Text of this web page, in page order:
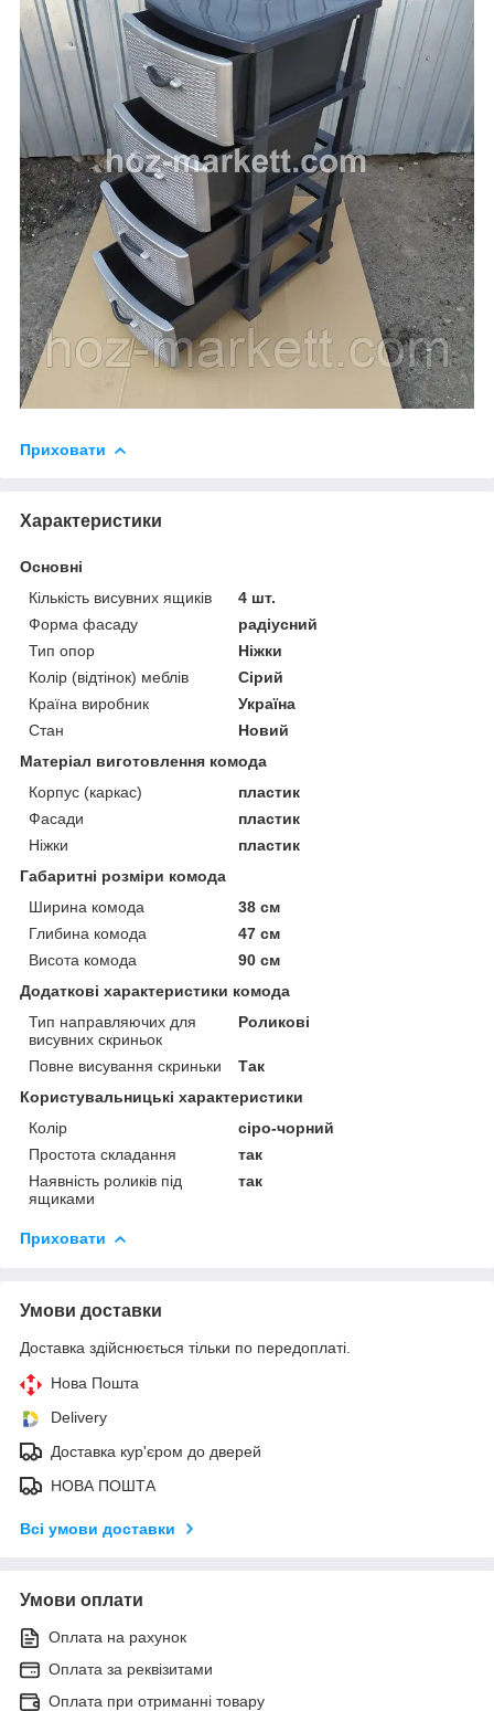
Приховати
Характеристики
Основні
Кількість висувних ящиків
4 шт.
Форма фасаду
радіусний
Тип опор
Ніжки
Колір (відтінок) меблів
Сірий
Країна виробник
Україна
Стан
Новий
Матеріал виготовлення комода
Корпус (каркас)
пластик
Фасади
пластик
Ніжки
пластик
Габаритні розміри комода
Ширина комода
38 см
Глибина комода
47 см
Висота комода
90 см
Додаткові характеристики комода
Тип направляючих для
висувних скриньок
Роликові
Повне висування скриньки
Так
Користувальницькі характеристики
Колір
сіро-чорний
Простота складання
так
Наявність роликів під
ящиками
так
Приховати
Умови доставки
Доставка здійснюється тільки по передоплаті.
Нова Пошта
Delivery
Доставка кур'єром до дверей
НОВА ПОШТА
Всі умови доставки
Умови оплати
Оплата на рахунок
Оплата за реквізитами
Оплата при отриманні товару